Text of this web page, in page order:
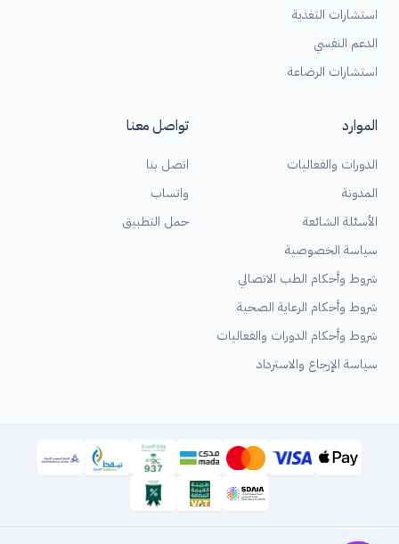
استشارات التغذية
الدعم النفسي
استشارات الرضاعة
الموارد
الدورات والفعاليات
المدونة
الأسئلة الشائعة
سياسة الخصوصية
شروط وأحكام الطب الاتصالي
شروط وأحكام الرعاية الصحية
شروط وأحكام الدورات والفعاليات
سياسة الإرجاع والاسترداد
تواصل معنا
اتصل بنا
واتساب
حمل التطبيق